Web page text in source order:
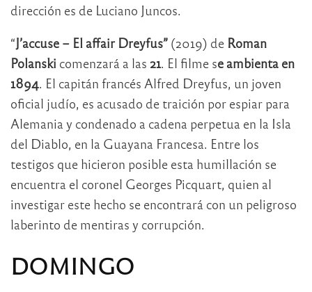
dirección es de Luciano Juncos.
“J’accuse – El affair Dreyfus” (2019) de Roman
Polanski comenzará a las 21 . El filme se ambienta en
1894 . El capitán francés Alfred Dreyfus, un joven
oficial judío, es acusado de traición por espiar para
Alemania y condenado a cadena perpetua en la Isla
del Diablo, en la Guayana Francesa. Entre los
testigos que hicieron posible esta humillación se
encuentra el coronel Georges Picquart, quien al
investigar este hecho se encontrará con un peligroso
laberinto de mentiras y corrupción.
DOMINGO